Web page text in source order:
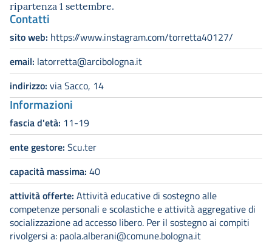
ripartenza 1 settembre.
Contatti
sito web: https://www.instagram.com/torretta40127/
email: latorretta@arcibologna.it
indirizzo: via Sacco, 14
Informazioni
fascia d'età: 11-19
ente gestore: Scu.ter
capacità massima: 40
attività offerte: Attività educative di sostegno alle
competenze personali e scolastiche e attività aggregative di
socializzazione ad accesso libero. Per il sostegno ai compiti
rivolgersi a: paola.alberani@comune.bologna.it